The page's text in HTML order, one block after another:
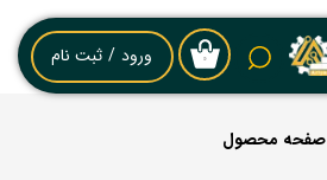
۰ ورود / ثبت نام
صفحه محصول